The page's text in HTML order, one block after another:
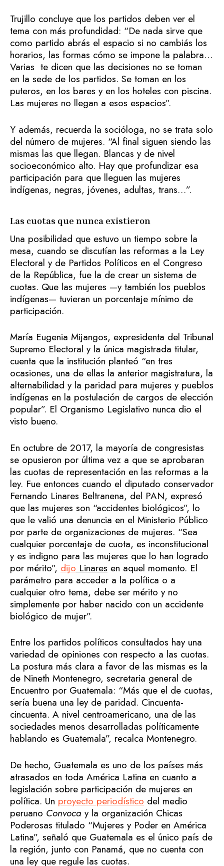
Trujillo concluye que los partidos deben ver el
tema con más profundidad: “De nada sirve que
como partido abrás el espacio si no cambiás los
horarios, las formas cómo se impone la palabra…
Varias te dicen que las decisiones no se toman
en la sede de los partidos. Se toman en los
puteros, en los bares y en los hoteles con piscina.
Las mujeres no llegan a esos espacios”.
Y además, recuerda la socióloga, no se trata solo
del número de mujeres. “Al final siguen siendo las
mismas las que llegan. Blancas y de nivel
socioeconómico alto. Hay que profundizar esa
participación para que lleguen las mujeres
indígenas, negras, jóvenes, adultas, trans…”.
Las cuotas que nunca existieron
Una posibilidad que estuvo un tiempo sobre la
mesa, cuando se discutían las reformas a la Ley
Electoral y de Partidos Políticos en el Congreso
de la República, fue la de crear un sistema de
cuotas. Que las mujeres —y también los pueblos
indígenas— tuvieran un porcentaje mínimo de
participación.
María Eugenia Mijangos, expresidenta del Tribunal
Supremo Electoral y la única magistrada titular,
cuenta que la institución planteó “en tres
ocasiones, una de ellas la anterior magistratura, la
alternabilidad y la paridad para mujeres y pueblos
indígenas en la postulación de cargos de elección
popular”. El Organismo Legislativo nunca dio el
visto bueno.
En octubre de 2017, la mayoría de congresistas
se opusieron por última vez a que se aprobaran
las cuotas de representación en las reformas a la
ley. Fue entonces cuando el diputado conservador
Fernando Linares Beltranena, del PAN, expresó
que las mujeres son “accidentes biológicos”, lo
que le valió una denuncia en el Ministerio Público
por parte de organizaciones de mujeres. “Sea
cualquier porcentaje de cuota, es inconstitucional
y es indigno para las mujeres que lo han logrado
por mérito”, dijo Linares en aquel momento. El
parámetro para acceder a la política o a
cualquier otro tema, debe ser mérito y no
simplemente por haber nacido con un accidente
biológico de mujer”.
Entre los partidos políticos consultados hay una
variedad de opiniones con respecto a las cuotas.
La postura más clara a favor de las mismas es la
de Nineth Montenegro, secretaria general de
Encuentro por Guatemala: “Más que el de cuotas,
sería buena una ley de paridad. Cincuenta-
cincuenta. A nivel centroamericano, una de las
sociedades menos desarrolladas políticamente
hablando es Guatemala”, recalca Montenegro.
De hecho, Guatemala es uno de los países más
atrasados en toda América Latina en cuanto a
legislación sobre participación de mujeres en
política. Un proyecto periodístico del medio
peruano Convoca y la organización Chicas
Poderosas titulado “Mujeres y Poder en América
Latina”, señaló que Guatemala es el único país de
la región, junto con Panamá, que no cuenta con
una ley que regule las cuotas.